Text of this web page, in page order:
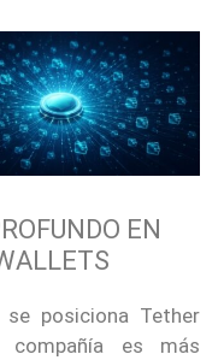
EN
posiciona Tether
es más